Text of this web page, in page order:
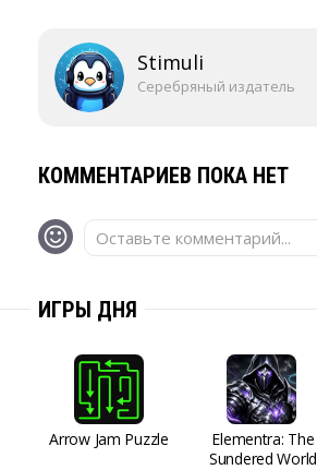
Stimuli
Серебряный издатель
КОММЕНТАРИЕВ ПОКА НЕТ
Оставьте комментарий...
ИГРЫ ДНЯ
Arrow Jam Puzzle
Elementra: The
Sundered World